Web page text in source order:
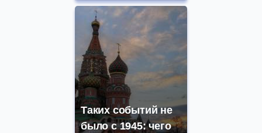
Таких событий не
было с 1945: чего